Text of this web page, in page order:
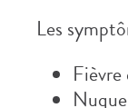
Les